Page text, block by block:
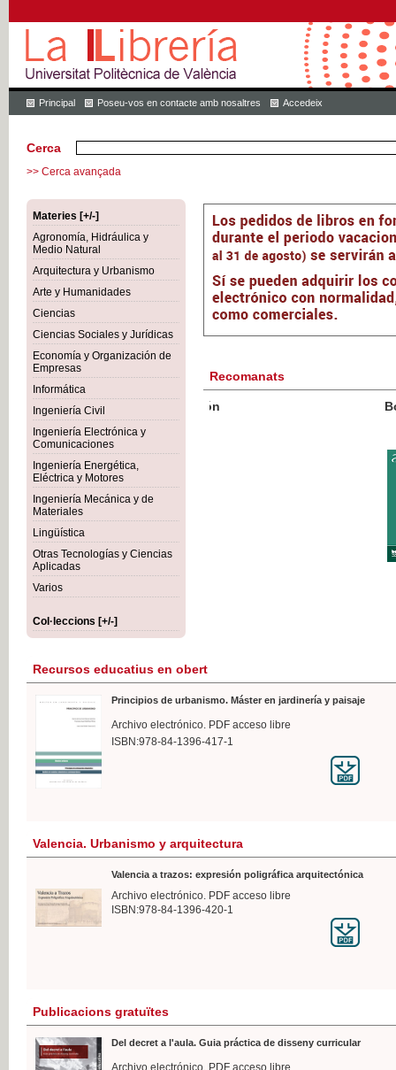
Principal Poseu-vos en contacte amb nosaltres Accedeix
Cerca
>> Cerca avançada
Materies [+/-]
Agronomía, Hidráulica y
Medio Natural
Arquitectura y Urbanismo
Arte y Humanidades
Ciencias
Ciencias Sociales y Jurídicas
Economía y Organización de
Empresas
Informática
Ingeniería Civil
Ingeniería Electrónica y
Comunicaciones
Ingeniería Energética,
Eléctrica y Motores
Ingeniería Mecánica y de
Materiales
Lingüística
Otras Tecnologías y Ciencias
Aplicadas
Varios
Col·leccions [+/-]
Recomanats
Botánica Agroalimentaria
Recursos educatius en obert
Principios de urbanismo. Máster en jardinería y paisaje
Archivo electrónico. PDF acceso libre
ISBN:978-84-1396-417-1
Valencia. Urbanismo y arquitectura
Valencia a trazos: expresión poligráfica arquitectónica
Archivo electrónico. PDF acceso libre
ISBN:978-84-1396-420-1
Publicacions gratuïtes
Del decret a l'aula. Guia práctica de disseny curricular
Archivo electrónico. PDF acceso libre